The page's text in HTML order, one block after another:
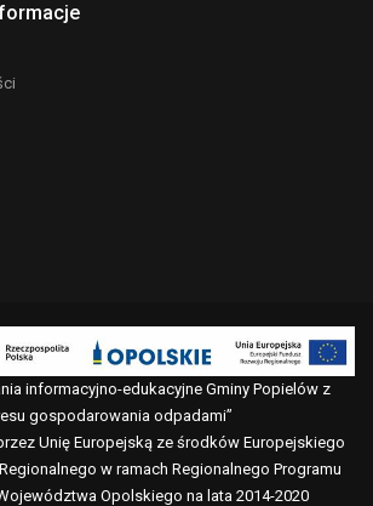
informacyjno-edukacyjne Gminy Popielów z
gospodarowania odpadami”
Unię Europejską ze środków Europejskiego
w ramach Regionalnego Programu
Opolskiego na lata 2014-2020